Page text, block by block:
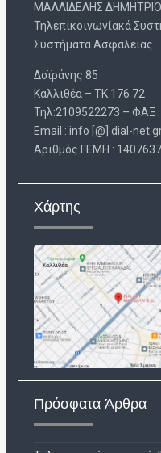
ΜΑΛΛΙΔΕΛΗΣ
Τηλεπικοινωνίακά
Συστήματα Ασφαλείας
Δοϊράνης 85
Καλλιθέα – ΤΚ 176 72
Τηλ:2109522273 – ΦΑΞ
Email : info [@] dial-
Aριθμός ΓΕΜΗ :
Χάρτης
Πρόσφατα Άρθρα